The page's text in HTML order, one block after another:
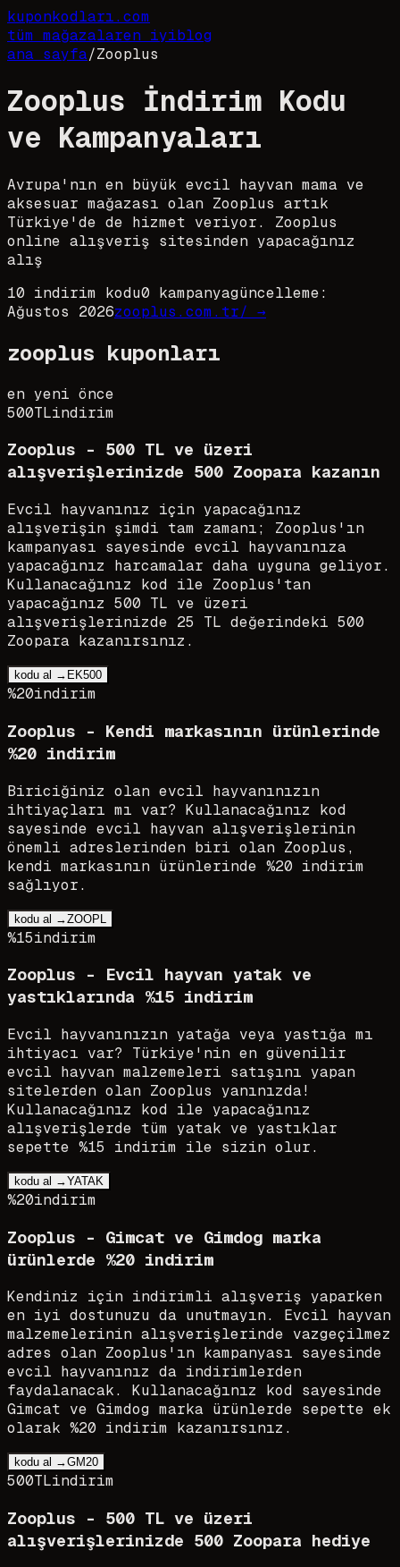
kuponkodları.com
tüm mağazalaren iyiblog
ana sayfa/Zooplus
Zooplus İndirim Kodu
ve Kampanyaları
Avrupa'nın en büyük evcil hayvan mama ve
aksesuar mağazası olan Zooplus artık
Türkiye'de de hizmet veriyor. Zooplus
online alışveriş sitesinden yapacağınız
alış
10 indirim kodu0 kampanyagüncelleme:
Ağustos
2026zooplus.com.tr/ →
zooplus kuponları
en yeni önce
500TLindirim
Zooplus - 500 TL ve üzeri
alışverişlerinizde 500 Zoopara kazanın
Evcil hayvanınız için yapacağınız
alışverişin şimdi tam zamanı; Zooplus'ın
kampanyası sayesinde evcil hayvanınıza
yapacağınız harcamalar daha uyguna geliyor.
Kullanacağınız kod ile Zooplus'tan
yapacağınız 500 TL ve üzeri
alışverişlerinizde 25 TL değerindeki 500
Zoopara kazanırsınız.
kodu al → EK500
%20indirim
Zooplus - Kendi markasının ürünlerinde
%20 indirim
Biriciğiniz olan evcil hayvanınızın
ihtiyaçları mı var? Kullanacağınız kod
sayesinde evcil hayvan alışverişlerinin
önemli adreslerinden biri olan Zooplus,
kendi markasının ürünlerinde %20 indirim
sağlıyor.
kodu al →ZOOPL
%15indirim
Zooplus - Evcil hayvan yatak ve
yastıklarında %15 indirim
Evcil hayvanınızın yatağa veya yastığa mı
ihtiyacı var? Türkiye'nin en güvenilir
evcil hayvan malzemeleri satışını yapan
sitelerden olan Zooplus yanınızda!
Kullanacağınız kod ile yapacağınız
alışverişlerde tüm yatak ve yastıklar
sepette %15 indirim ile sizin olur.
kodu al →YATAK
%20indirim
Zooplus - Gimcat ve Gimdog marka
ürünlerde %20 indirim
Kendiniz için indirimli alışveriş yaparken
en iyi dostunuzu da unutmayın. Evcil hayvan
malzemelerinin alışverişlerinde vazgeçilmez
adres olan Zooplus'ın kampanyası sayesinde
evcil hayvanınız da indirimlerden
faydalanacak. Kullanacağınız kod sayesinde
Gimcat ve Gimdog marka ürünlerde sepette ek
olarak %20 indirim kazanırsınız.
kodu al →GM20
500TLindirim
Zooplus - 500 TL ve üzeri
alışverişlerinizde 500 Zoopara hediye